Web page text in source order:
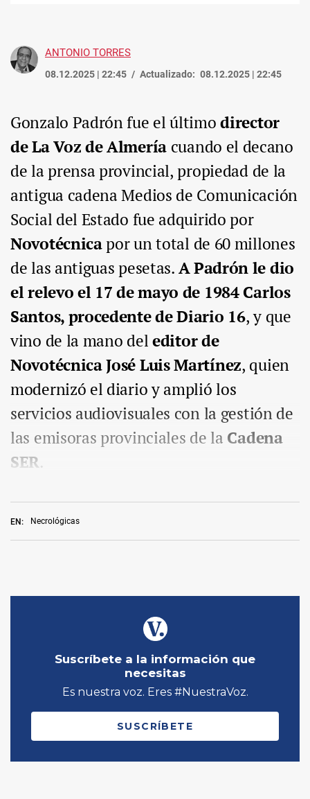
ANTONIO TORRES
08.12.2025 | 22:45 Actualizado: 08.12.2025 | 22:45
EN: Necrológicas
Gonzalo Padrón fue el últimodirector
de La Voz de Almería cuando el decano
de la prensa provincial, propiedad de la
antigua cadena Medios de Comunicación
Social del Estado fue adquirido por
Novotécnicapor un total de 60 millones
de las antiguas pesetas.A Padrón le dio
el relevo el 17 de mayo de 1984 Carlos
Santos, procedente de Diario 16, y que
vino de la mano deleditor de
Novotécnica José Luis Martínez, quien
modernizó el diario y amplió los
servicios audiovisuales con la gestión de
las emisoras provinciales de la Cadena
SER.